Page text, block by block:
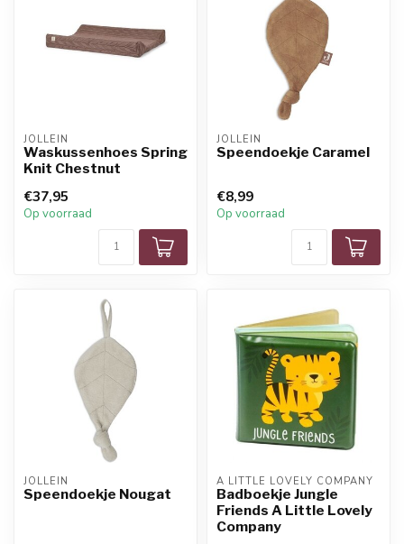
JOLLEIN
Waskussenhoes Spring
Knit Chestnut
€37,95
Op voorraad
JOLLEIN
Speendoekje Caramel
€8,99
Op voorraad
JOLLEIN
Speendoekje Nougat
A LITTLE LOVELY COMPANY
Badboekje Jungle
Friends A Little Lovely
Company